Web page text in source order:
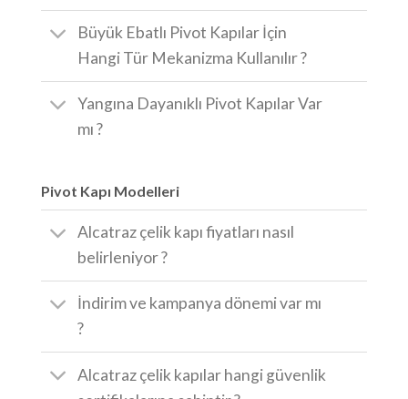
Büyük Ebatlı Pivot Kapılar İçin
Hangi Tür Mekanizma Kullanılır ?
Yangına Dayanıklı Pivot Kapılar Var
mı ?
Pivot Kapı Modelleri
Alcatraz çelik kapı fiyatları nasıl
belirleniyor ?
İndirim ve kampanya dönemi var mı
?
Alcatraz çelik kapılar hangi güvenlik